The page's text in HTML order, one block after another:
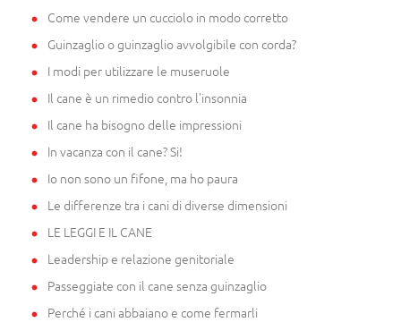
Come vendere un cucciolo in modo corretto
Guinzaglio o guinzaglio avvolgibile con corda?
I modi per utilizzare le museruole
Il cane è un rimedio contro l'insonnia
Il cane ha bisogno delle impressioni
In vacanza con il cane? Si!
Io non sono un fifone, ma ho paura
Le differenze tra i cani di diverse dimensioni
LE LEGGI E IL CANE
Leadership e relazione genitoriale
Passeggiate con il cane senza guinzaglio
Perché i cani abbaiano e come fermarli